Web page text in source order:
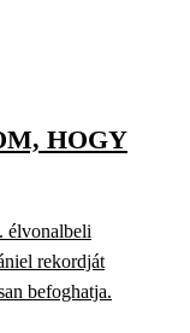
HOGY
élvonalbeli
rekordját
befoghatja.